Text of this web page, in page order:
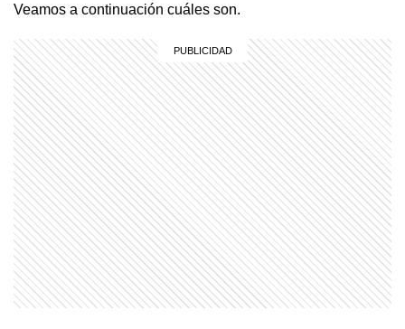
Veamos a continuación cuáles son.